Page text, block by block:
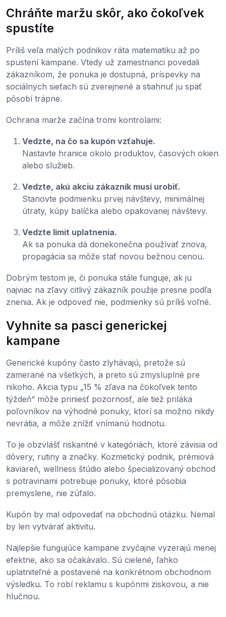
Chráňte maržu skôr, ako čokoľvek
spustíte
Príliš veľa malých podnikov ráta matematiku až po
spustení kampane. Vtedy už zamestnanci povedali
zákazníkom, že ponuka je dostupná, príspevky na
sociálnych sieťach sú zverejnené a stiahnuť ju späť
pôsobí trápne.
Ochrana marže začína tromi kontrolami:
Vedzte, na čo sa kupón vzťahuje.
Nastavte hranice okolo produktov, časových okien
alebo služieb.
Vedzte, akú akciu zákazník musí urobiť.
Stanovte podmienku prvej návštevy, minimálnej
útraty, kúpy balíčka alebo opakovanej návštevy.
Vedzte limit uplatnenia.
Ak sa ponuka dá donekonečna používať znova,
propagácia sa môže stať novou bežnou cenou.
Dobrým testom je, či ponuka stále funguje, ak ju
najviac na zľavy citlivý zákazník použije presne podľa
znenia. Ak je odpoveď nie, podmienky sú príliš voľné.
Vyhnite sa pasci generickej
kampane
Generické kupóny často zlyhávajú, pretože sú
zamerané na všetkých, a preto sú zmysluplné pre
nikoho. Akcia typu „15 % zľava na čokoľvek tento
týždeň“ môže priniesť pozornosť, ale tiež priláka
poľovníkov na výhodné ponuky, ktorí sa možno nikdy
nevrátia, a môže znížiť vnímanú hodnotu.
To je obzvlášť riskantné v kategóriách, ktoré závisia od
dôvery, rutiny a značky. Kozmetický podnik, prémiová
kaviareň, wellness štúdio alebo špecializovaný obchod
s potravinami potrebuje ponuky, ktoré pôsobia
premyslene, nie zúfalo.
Kupón by mal odpovedať na obchodnú otázku. Nemal
by len vytvárať aktivitu.
Najlepšie fungujúce kampane zvyčajne vyzerajú menej
efektne, ako sa očakávalo. Sú cielené, ľahko
uplatniteľné a postavené na konkrétnom obchodnom
výsledku. To robí reklamu s kupónmi ziskovou, a nie
hlučnou.